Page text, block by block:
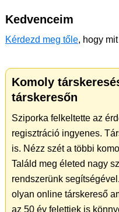
Kedvenceim
Kérdezd meg tőle, hogy
Komoly
társkeresőn
Sziporka felkeltette az
regisztráció ingyenes.
is. Nézz szét a többi
Találd meg életed nagy
rendszerünk
olyan online társkereső
az 50 év felettiek is